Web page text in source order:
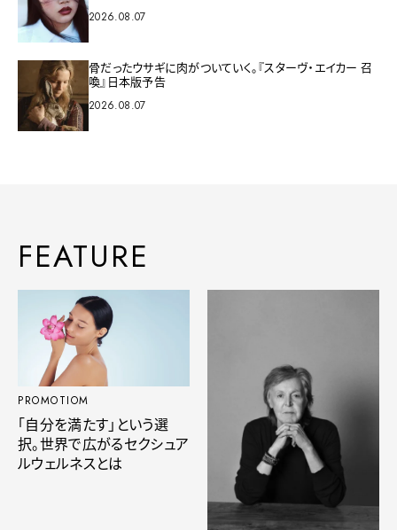
2026.08.07
骨だったウサギに肉がついていく。『スターヴ・エイカー 召
喚』日本版予告
2026.08.07
FEATURE
PROMOTIOM
「自分を満たす」という選
択。世界で広がるセクシュア
ルウェルネスとは